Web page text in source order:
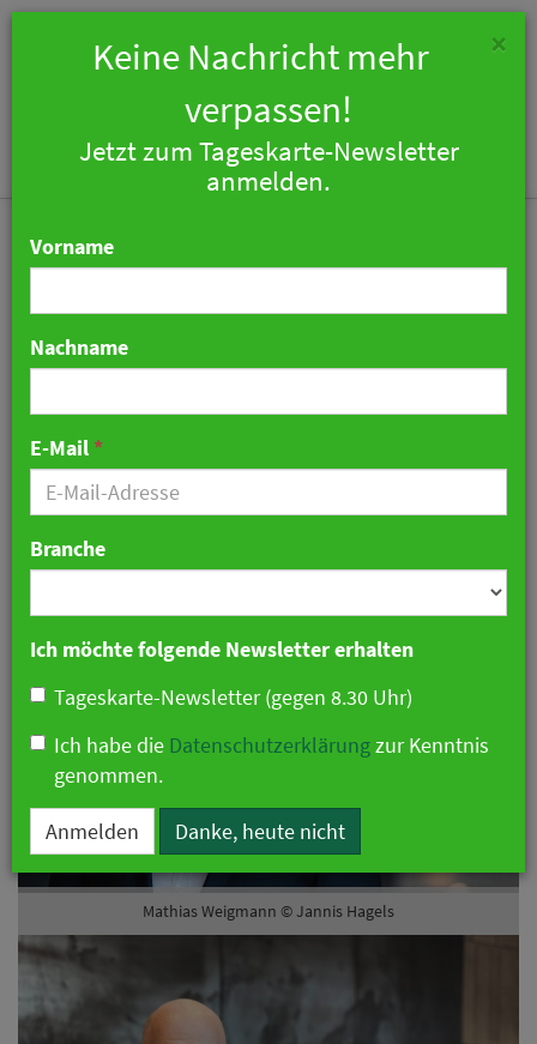
Führungswechsel
innerhalb der Ameron
Collection
Mathias Weigmann © Jannis Hagels
Alexander Grüner © AMERON Collection
×
Keine Nachricht mehr
verpassen!
Jetzt zum Tageskarte-Newsletter
anmelden.
Vorname
Nachname
E-Mail *
Branche
Ich möchte folgende Newsletter erhalten
Tageskarte-Newsletter (gegen 8.30 Uhr)
Ich habe die Datenschutzerklärungzur Kenntnis
genommen.
Anmelden Danke, heute nicht